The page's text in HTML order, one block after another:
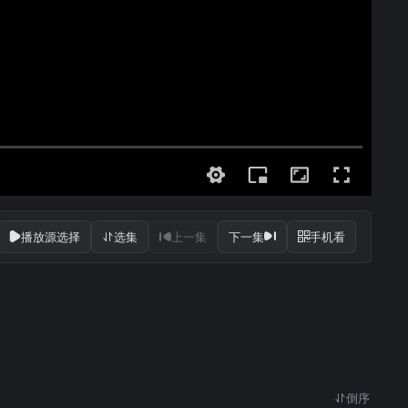
播放源选择 选集 上一集 下一集 手机看
倒序